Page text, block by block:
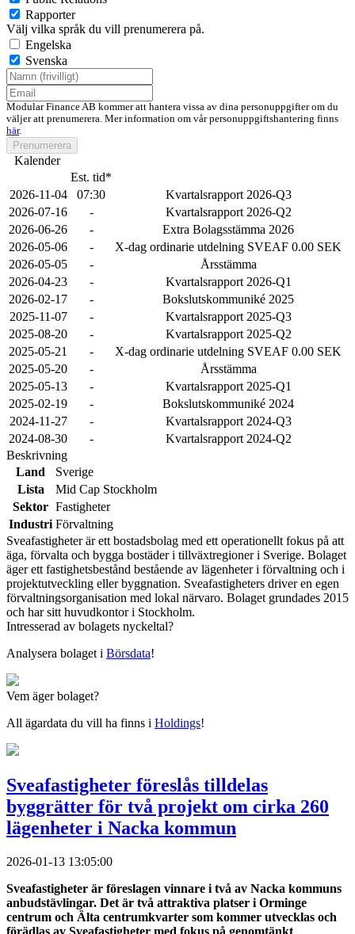
Rapporter
Välj vilka språk du vill prenumerera på.
Engelska
Svenska
Modular Finance AB kommer att hantera vissa av dina personuppgifter om du
väljer att prenumerera. Mer information om vår personuppgiftshantering finns
här.
Prenumerera
Kalender
Est. tid*
2026-11-04
07:30
Kvartalsrapport 2026-Q3
2026-07-16
-
Kvartalsrapport 2026-Q2
2026-06-26
-
Extra Bolagsstämma 2026
2026-05-06
-
X-dag ordinarie utdelning SVEAF 0.00 SEK
2026-05-05
-
Årsstämma
2026-04-23
-
Kvartalsrapport 2026-Q1
2026-02-17
-
Bokslutskommuniké 2025
2025-11-07
-
Kvartalsrapport 2025-Q3
2025-08-20
-
Kvartalsrapport 2025-Q2
2025-05-21
-
X-dag ordinarie utdelning SVEAF 0.00 SEK
2025-05-20
-
Årsstämma
2025-05-13
-
Kvartalsrapport 2025-Q1
2025-02-19
-
Bokslutskommuniké 2024
2024-11-27
-
Kvartalsrapport 2024-Q3
2024-08-30
-
Kvartalsrapport 2024-Q2
Beskrivning
Land
Sverige
Lista
Mid Cap Stockholm
Sektor Fastigheter
Industri Förvaltning
Sveafastigheter är ett bostadsbolag med ett operationellt fokus på att
äga, förvalta och bygga bostäder i tillväxtregioner i Sverige. Bolaget
äger ett fastighetsbestånd bestående av lägenheter i förvaltning och i
projektutveckling eller byggnation. Sveafastigheters driver en egen
förvaltningsorganisation med lokal närvaro. Bolaget grundades 2015
och har sitt huvudkontor i Stockholm.
Intresserad av bolagets nyckeltal?
Analysera bolaget i Börsdata!
Vem äger bolaget?
All ägardata du vill ha finns i Holdings!
Sveafastigheter föreslås tilldelas
byggrätter för två projekt om cirka 260
lägenheter i Nacka kommun
2026-01-13 13:05:00
Sveafastigheter är föreslagen vinnare i två av Nacka kommuns
anbudstävlingar. Det är två attraktiva platser i Orminge
centrum och Älta centrumkvarter som kommer utvecklas och
förädlas av Sveafastigheter med fokus på genomtänkt